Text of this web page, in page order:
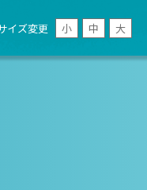
イズ変更 小 中 大